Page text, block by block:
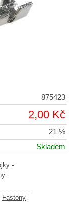
875423
2,00 Kč
21 %
Skladem
-
Fastony